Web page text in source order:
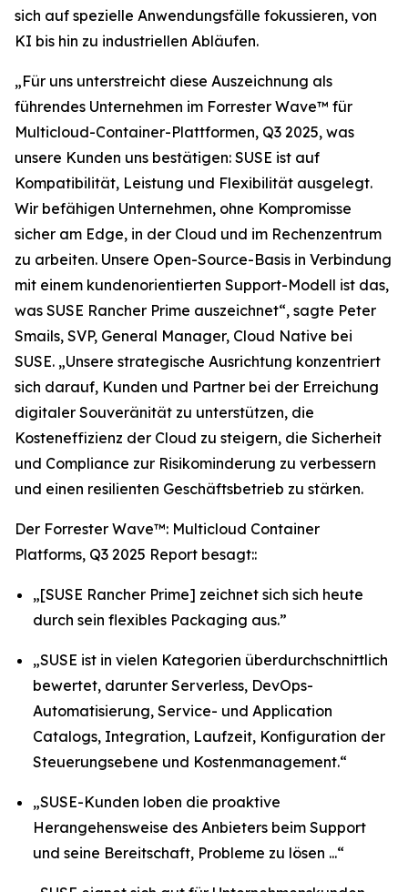
sich auf spezielle Anwendungsfälle fokussieren, von
KI bis hin zu industriellen Abläufen.
„Für uns unterstreicht diese Auszeichnung als
führendes Unternehmen im Forrester Wave™ für
Multicloud-Container-Plattformen, Q3 2025, was
unsere Kunden uns bestätigen: SUSE ist auf
Kompatibilität, Leistung und Flexibilität ausgelegt.
Wir befähigen Unternehmen, ohne Kompromisse
sicher am Edge, in der Cloud und im Rechenzentrum
zu arbeiten. Unsere Open-Source-Basis in Verbindung
mit einem kundenorientierten Support-Modell ist das,
was SUSE Rancher Prime auszeichnet“, sagte Peter
Smails, SVP, General Manager, Cloud Native bei
SUSE. „Unsere strategische Ausrichtung konzentriert
sich darauf, Kunden und Partner bei der Erreichung
digitaler Souveränität zu unterstützen, die
Kosteneffizienz der Cloud zu steigern, die Sicherheit
und Compliance zur Risikominderung zu verbessern
und einen resilienten Geschäftsbetrieb zu stärken.
Der Forrester Wave™: Multicloud Container
Platforms, Q3 2025 Report besagt::
„[SUSE Rancher Prime] zeichnet sich sich heute
durch sein flexibles Packaging aus.”
„SUSE ist in vielen Kategorien überdurchschnittlich
bewertet, darunter Serverless, DevOps-
Automatisierung, Service- und Application
Catalogs, Integration, Laufzeit, Konfiguration der
Steuerungsebene und Kostenmanagement.“
„SUSE-Kunden loben die proaktive
Herangehensweise des Anbieters beim Support
und seine Bereitschaft, Probleme zu lösen ...“